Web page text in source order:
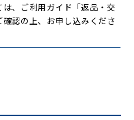
、ご利用ガイド「返品・交
認の上、お申し込みくださ